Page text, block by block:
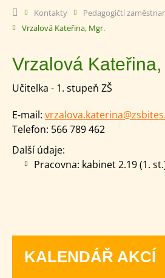
Kontakty
Pedagogičtí
Vrzalová Kateřina, Mgr.
Vrzalová Kateřina,
Učitelka - 1. stupeň ZŠ
E-mail:
Telefon: 566 789 462
Další údaje:
Pracovna: kabinet 2.19 (1.
KALENDÁŘ AKCÍ